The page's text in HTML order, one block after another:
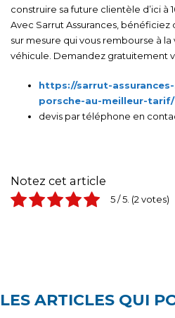
construire sa future clientèle d’ici à
Avec Sarrut Assurances, bénéficiez
sur mesure qui vous rembourse à
véhicule. Demandez gratuitement
https://sarrut-
porsche-au-meilleur-tarif/
devis par téléphone en
Notez cet article
5/ 5. 2
LES ARTICLES QUI